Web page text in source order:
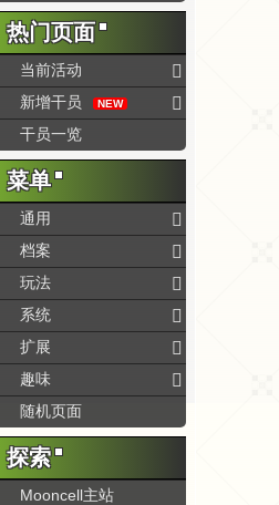
热门页面
当前活动
新增干员
NEW
干员一览
菜单
通用
档案
玩法
系统
扩展
趣味
随机页面
探索
Mooncell主站